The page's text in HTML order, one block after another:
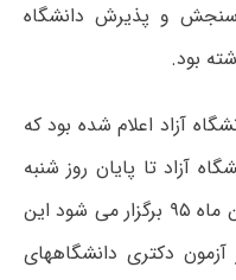
سنجش و پذیرش دانشگاه
بود.
آزاد اعلام شده بود که
آزاد تا پایان روز شنبه
۲۷ آذر ماه است و آزمون نیز در بهمن ماه ۹۵ برگزار می شود این
دکتری دانشگاههای